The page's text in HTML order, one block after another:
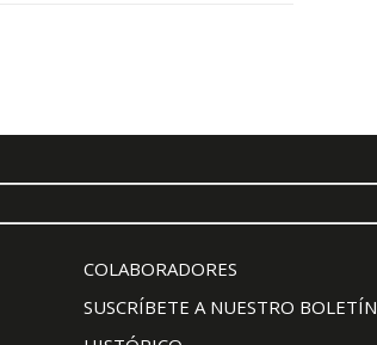
COLABORADORES
SUSCRÍBETE A NUESTRO BOLETÍN